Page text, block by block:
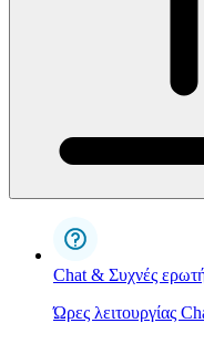
Chat & Συχνές
Ώρες λειτουργίας